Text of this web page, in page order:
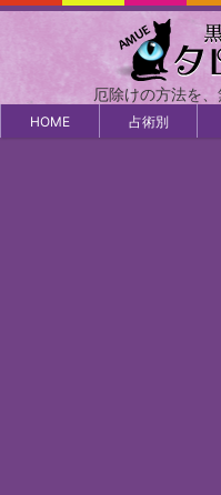
厄除けの方法を
HOME 占術別